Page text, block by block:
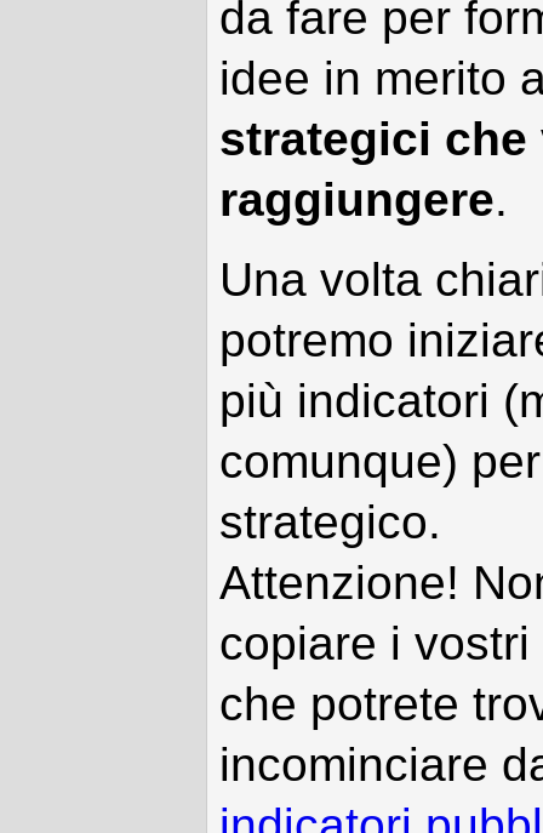
da fare per
idee in merito
strategici che
raggiungere.
Una volta
potremo
più indicatori
comunque)
strategico.
Attenzione!
copiare i
che potrete
incominciare